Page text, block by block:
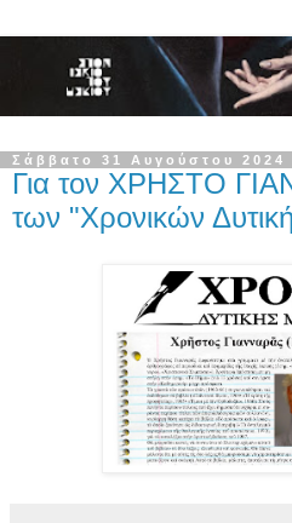
Σάββατο 31 Αυγούστου 2024
Για τον ΧΡΗΣΤΟ
των "Χρονικών